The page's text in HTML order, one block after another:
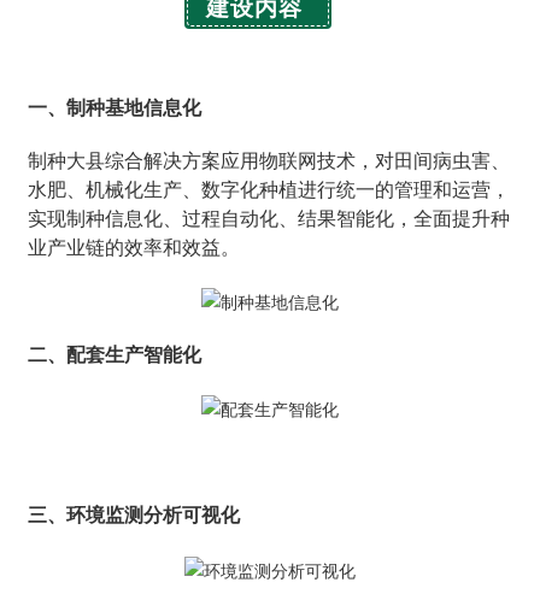
建设内容
一、制种基地信息化
制种大县综合解决方案应用物联网技术，对田间病虫害、
水肥、机械化生产、数字化种植进行统一的管理和运营，
实现制种信息化、过程自动化、结果智能化，全面提升种
业产业链的效率和效益。
二、配套生产智能化
三、环境监测分析可视化